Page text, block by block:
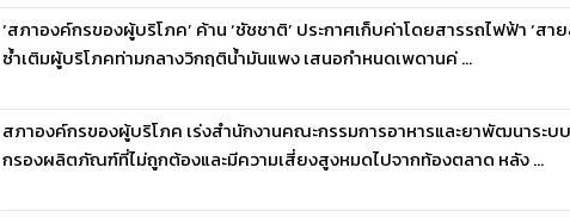
‘สภาองค์กรของผู้บริโภค’ ค้าน ‘ชัชชาติ’ ประกาศเก็บค่าโดยสารรถไฟฟ้า ‘ส
ซ้ำเติมผู้บริโภคท่ามกลางวิกฤติน้ำมันแพง เสนอกำหนดเพดานค่ ...
สภาองค์กรของผู้บริโภค เร่งสำนักงานคณะกรรมการอาหารและยาพัฒนาระบ
กรองผลิตภัณฑ์ที่ไม่ถูกต้องและมีความเสี่ยงสูงหมดไปจากท้องตลาด หลัง ...